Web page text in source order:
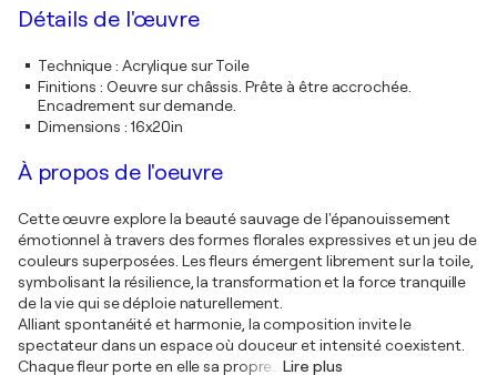
Détails de l'œuvre
Technique: Acrylique sur Toile
Finitions : Oeuvre sur châssis. Prête à être accrochée.
Encadrement sur demande.
Dimensions : 16x20in
À propos de l'oeuvre
Cette œuvre explore la beauté sauvage de l'épanouissement
émotionnel à travers des formes florales expressives et un jeu de
couleurs superposées. Les fleurs émergent librement sur la toile,
symbolisant la résilience, la transformation et la force tranquille
de la vie qui se déploie naturellement.
Alliant spontanéité et harmonie, la composition invite le
spectateur dans un espace où douceur et intensité coexistent.
Chaque fleur porte en elle sa propre… Lire plus